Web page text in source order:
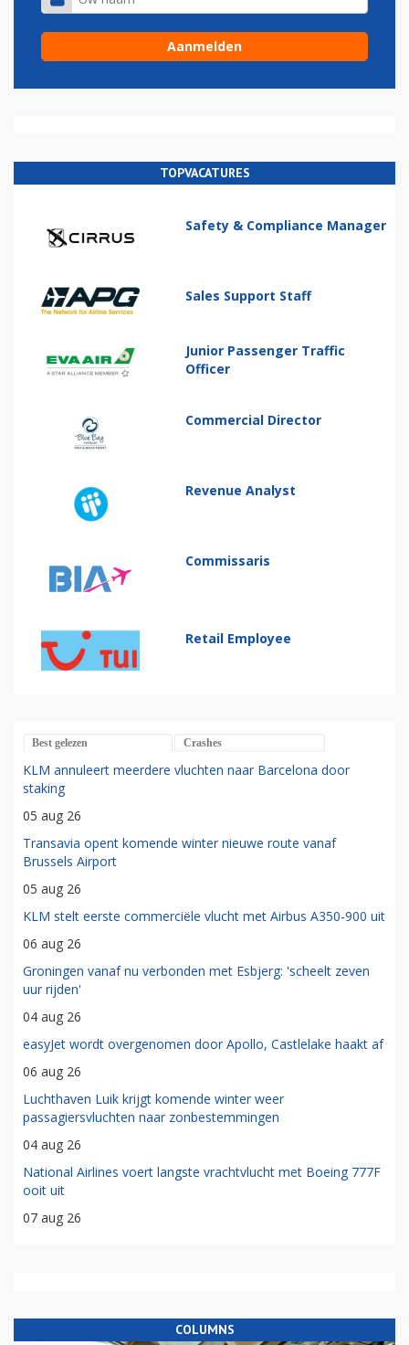
TOPVACATURES
Safety & Compliance Manager
Sales Support Staff
Junior Passenger Traffic
Officer
Commercial Director
Revenue Analyst
Commissaris
Retail Employee
Best gelezen Crashes
KLM annuleert meerdere vluchten naar Barcelona door
staking
05 aug 26
Transavia opent komende winter nieuwe route vanaf
Brussels Airport
05 aug 26
KLM stelt eerste commerciële vlucht met Airbus A350-900 uit
06 aug 26
Groningen vanaf nu verbonden met Esbjerg: 'scheelt zeven
uur rijden'
04 aug 26
easyJet wordt overgenomen door Apollo, Castlelake haakt af
06 aug 26
Luchthaven Luik krijgt komende winter weer
passagiersvluchten naar zonbestemmingen
04 aug 26
National Airlines voert langste vrachtvlucht met Boeing 777F
ooit uit
07 aug 26
COLUMNS